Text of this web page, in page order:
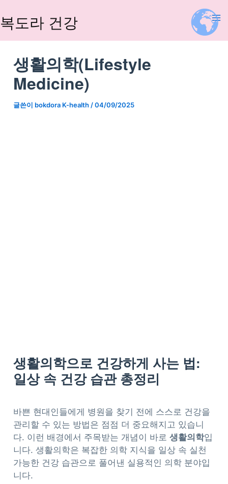
텐
로
복도라 건강
생활의학(Lifestyle
Medicine)
글쓴이 bokdora K-health /04/09/2025
생활의학으로 건강하게 사는 법:
일상 속 건강 습관 총정리
바쁜 현대인들에게 병원을 찾기 전에 스스로 건강을
관리할 수 있는 방법은 점점 더 중요해지고 있습니
다. 이런 배경에서 주목받는 개념이 바로생활의학입
니다. 생활의학은 복잡한 의학 지식을 일상 속 실천
가능한 건강 습관으로 풀어낸 실용적인 의학 분야입
니다.